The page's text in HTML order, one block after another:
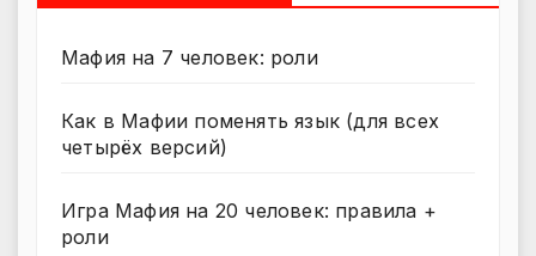
Мафия на 7 человек: роли
Как в Мафии поменять язык (для всех
четырёх версий)
Игра Мафия на 20 человек: правила +
роли